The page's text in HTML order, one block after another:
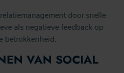
door snelle
als negatieve feedback op
betrokkenheid.
VAN SOCIAL